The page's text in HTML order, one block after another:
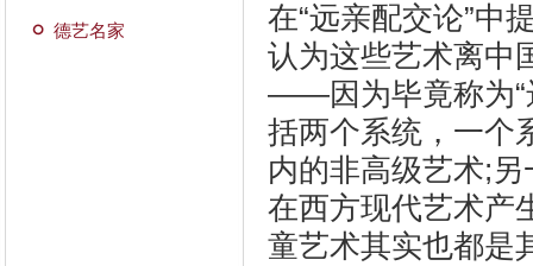
德艺名家
在“远亲配交论”中
认为这些艺术离中
——因为毕竟称为“
括两个系统，一个
内的非高级艺术;
在西方现代艺术产
童艺术其实也都是